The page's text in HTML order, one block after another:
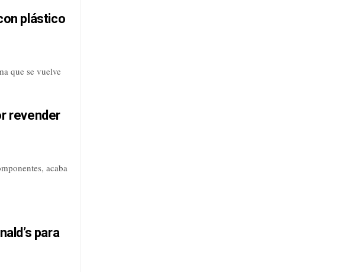
plástico
que se vuelve
revender
acaba
para